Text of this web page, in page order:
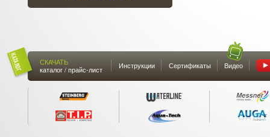
СКАЧАТЬ
каталог / прайс-лист
Инструкции Сертификаты Видео